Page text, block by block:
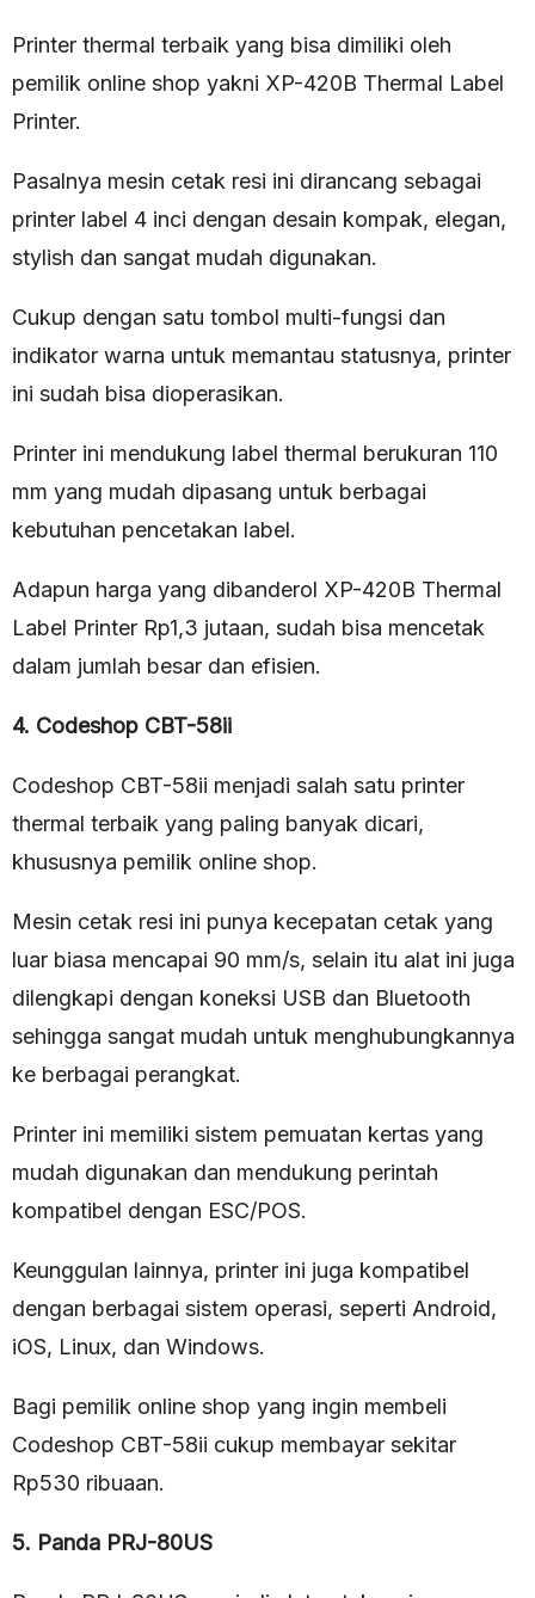
Printer thermal terbaik yang bisa dimiliki oleh
pemilik online shop yakni XP-420B Thermal Label
Printer.
Pasalnya mesin cetak resi ini dirancang sebagai
printer label 4 inci dengan desain kompak, elegan,
stylish dan sangat mudah digunakan.
Cukup dengan satu tombol multi-fungsi dan
indikator warna untuk memantau statusnya, printer
ini sudah bisa dioperasikan.
Printer ini mendukung label thermal berukuran 110
mm yang mudah dipasang untuk berbagai
kebutuhan pencetakan label.
Adapun harga yang dibanderol XP-420B Thermal
Label Printer Rp1,3 jutaan, sudah bisa mencetak
dalam jumlah besar dan efisien.
4. Codeshop CBT-58ii
Codeshop CBT-58ii menjadi salah satu printer
thermal terbaik yang paling banyak dicari,
khususnya pemilik online shop.
Mesin cetak resi ini punya kecepatan cetak yang
luar biasa mencapai 90 mm/s, selain itu alat ini juga
dilengkapi dengan koneksi USB dan Bluetooth
sehingga sangat mudah untuk menghubungkannya
ke berbagai perangkat.
Printer ini memiliki sistem pemuatan kertas yang
mudah digunakan dan mendukung perintah
kompatibel dengan ESC/POS.
Keunggulan lainnya, printer ini juga kompatibel
dengan berbagai sistem operasi, seperti Android,
iOS, Linux, dan Windows.
Bagi pemilik online shop yang ingin membeli
Codeshop CBT-58ii cukup membayar sekitar
Rp530 ribuaan.
5. Panda PRJ-80US